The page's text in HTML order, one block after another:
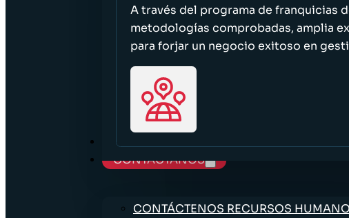
A través del programa de franquicias
metodologías comprobadas, amplia
para forjar un negocio exitoso en
TRABAJE CON NOSOTROS
CONTÁCTANOS
CONTÁCTENOS RECURSOS